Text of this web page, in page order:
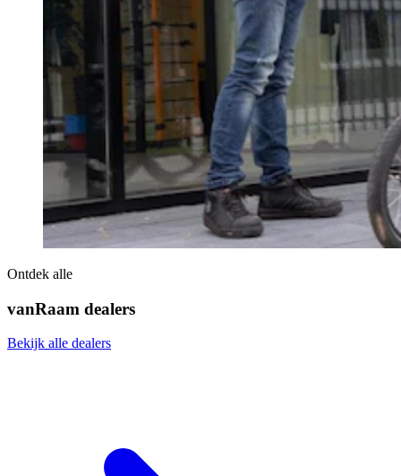
Ontdek alle
vanRaam dealers
Bekijk alle dealers